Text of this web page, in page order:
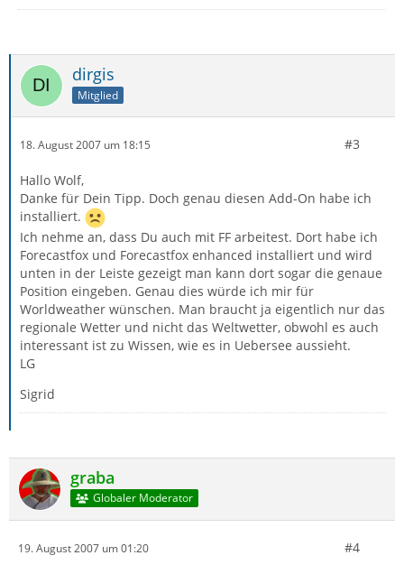
dirgis
Mitglied
18. August 2007 um 18:15 #3
Hallo Wolf,
Danke für Dein Tipp. Doch genau diesen Add-On habe ich
installiert.
Ich nehme an, dass Du auch mit FF arbeitest. Dort habe ich
Forecastfox und Forecastfox enhanced installiert und wird
unten in der Leiste gezeigt man kann dort sogar die genaue
Position eingeben. Genau dies würde ich mir für
Worldweather wünschen. Man braucht ja eigentlich nur das
regionale Wetter und nicht das Weltwetter, obwohl es auch
interessant ist zu Wissen, wie es in Uebersee aussieht.
LG
Sigrid
graba
Globaler Moderator
19. August 2007 um 01:20 #4